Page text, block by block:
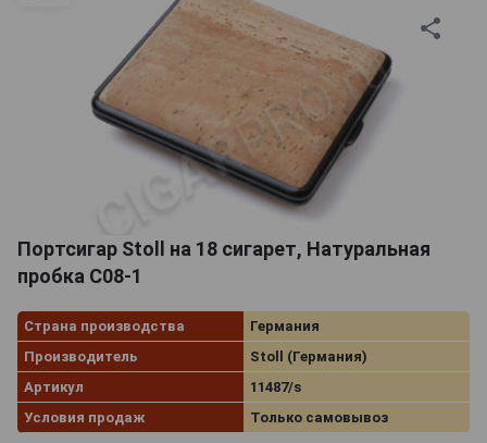
Портсигар Stoll на 18 сигарет, Натуральная
пробка C08-1
Страна производства
Германия
Производитель
Stoll (Германия)
Артикул
11487/s
Условия продаж
Только самовывоз